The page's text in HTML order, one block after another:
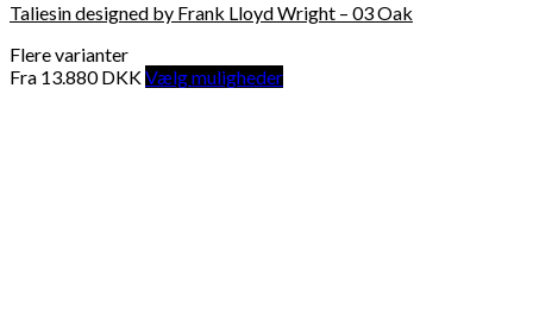
Taliesin designed by Frank Lloyd Wright – 03 Oak
Flere varianter
Fra 13.880DKKVælg muligheder